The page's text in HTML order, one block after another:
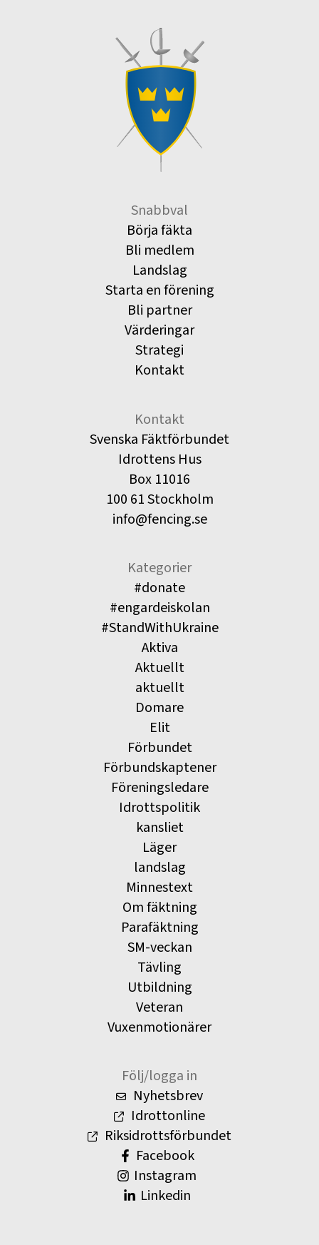
Snabbval
Börja fäkta
Bli medlem
Landslag
Starta en förening
Bli partner
Värderingar
Strategi
Kontakt
Kontakt
Svenska Fäktförbundet
Idrottens Hus
Box 11016
100 61 Stockholm
info@fencing.se
Kategorier
#donate
#engardeiskolan
#StandWithUkraine
Aktiva
Aktuellt
aktuellt
Domare
Elit
Förbundet
Förbundskaptener
Föreningsledare
Idrottspolitik
kansliet
Läger
landslag
Minnestext
Om fäktning
Parafäktning
SM-veckan
Tävling
Utbildning
Veteran
Vuxenmotionärer
Följ/logga in
Nyhetsbrev
Idrottonline
Riksidrottsförbundet
Facebook
Instagram
Linkedin